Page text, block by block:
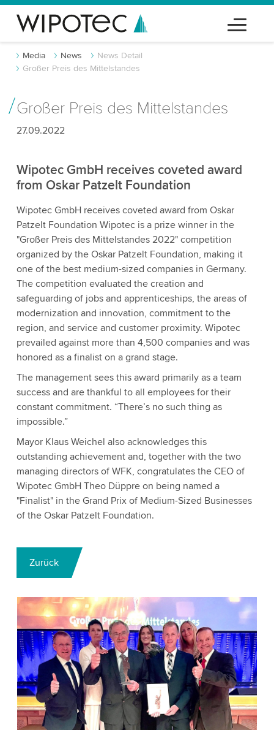
Media News
News Detail
Großer Preis des Mittelstandes
Großer Preis des Mittelstandes
27.09.2022
Wipotec GmbH receives coveted award
from Oskar Patzelt Foundation
Wipotec GmbH receives coveted award from Oskar
Patzelt Foundation Wipotec is a prize winner in the
"Großer Preis des Mittelstandes 2022" competition
organized by the Oskar Patzelt Foundation, making it
one of the best medium-sized companies in Germany.
The competition evaluated the creation and
safeguarding of jobs and apprenticeships, the areas of
modernization and innovation, commitment to the
region, and service and customer proximity. Wipotec
prevailed against more than 4,500 companies and was
honored as a finalist on a grand stage.
The management sees this award primarily as a team
success and are thankful to all employees for their
constant commitment. “There’s no such thing as
impossible.”
Mayor Klaus Weichel also acknowledges this
outstanding achievement and, together with the two
managing directors of WFK, congratulates the CEO of
Wipotec GmbH Theo Düppre on being named a
"Finalist" in the Grand Prix of Medium-Sized Businesses
of the Oskar Patzelt Foundation.
Zurück